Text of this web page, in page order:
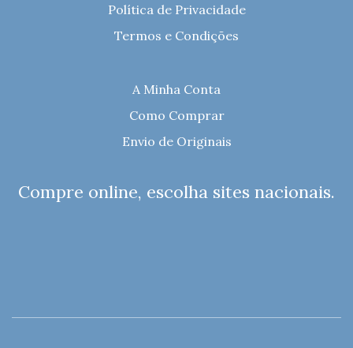
Política de Privacidade
Termos e Condições
A Minha Conta
Como Comprar
Envio de Originais
Compre online, escolha sites nacionais.